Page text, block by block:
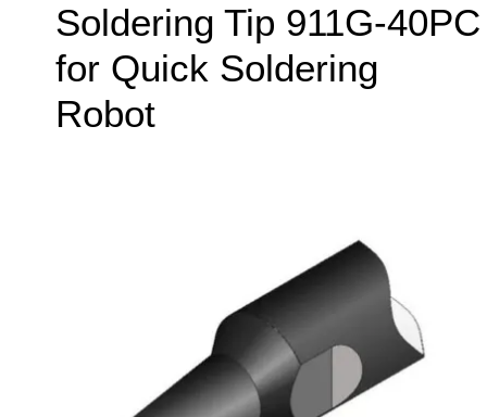
Soldering Tip 911G-40PC
for Quick Soldering
Robot